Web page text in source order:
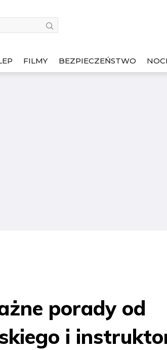
FILMY BEZPIECZEŃSTWO
porady od
i